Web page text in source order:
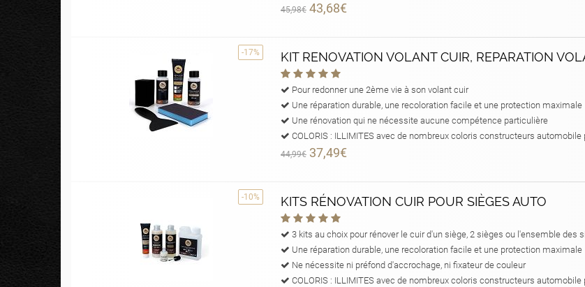
45,98€ 43,68€
-17% KIT RENOVATION VOLANT CUIR, REPARATION
Pour redonner une 2ème vie à son volant cuir
Une réparation durable, une recoloration facile et une protection maximale
Une rénovation qui ne nécessite aucune compétence particulière
COLORIS : ILLIMITES avec de nombreux coloris constructeurs automobile
44,99€ 37,49€
-10% KITS RÉNOVATION CUIR POUR SIÈGES AUTO
3 kits au choix pour rénover le cuir d'un siège, 2 sièges ou l'ensemble des
Une réparation durable, une recoloration facile et une protection maximale
Ne nécessite ni préfond d'accrochage, ni fixateur de couleur
COLORIS : ILLIMITES avec de nombreux coloris constructeurs automobile